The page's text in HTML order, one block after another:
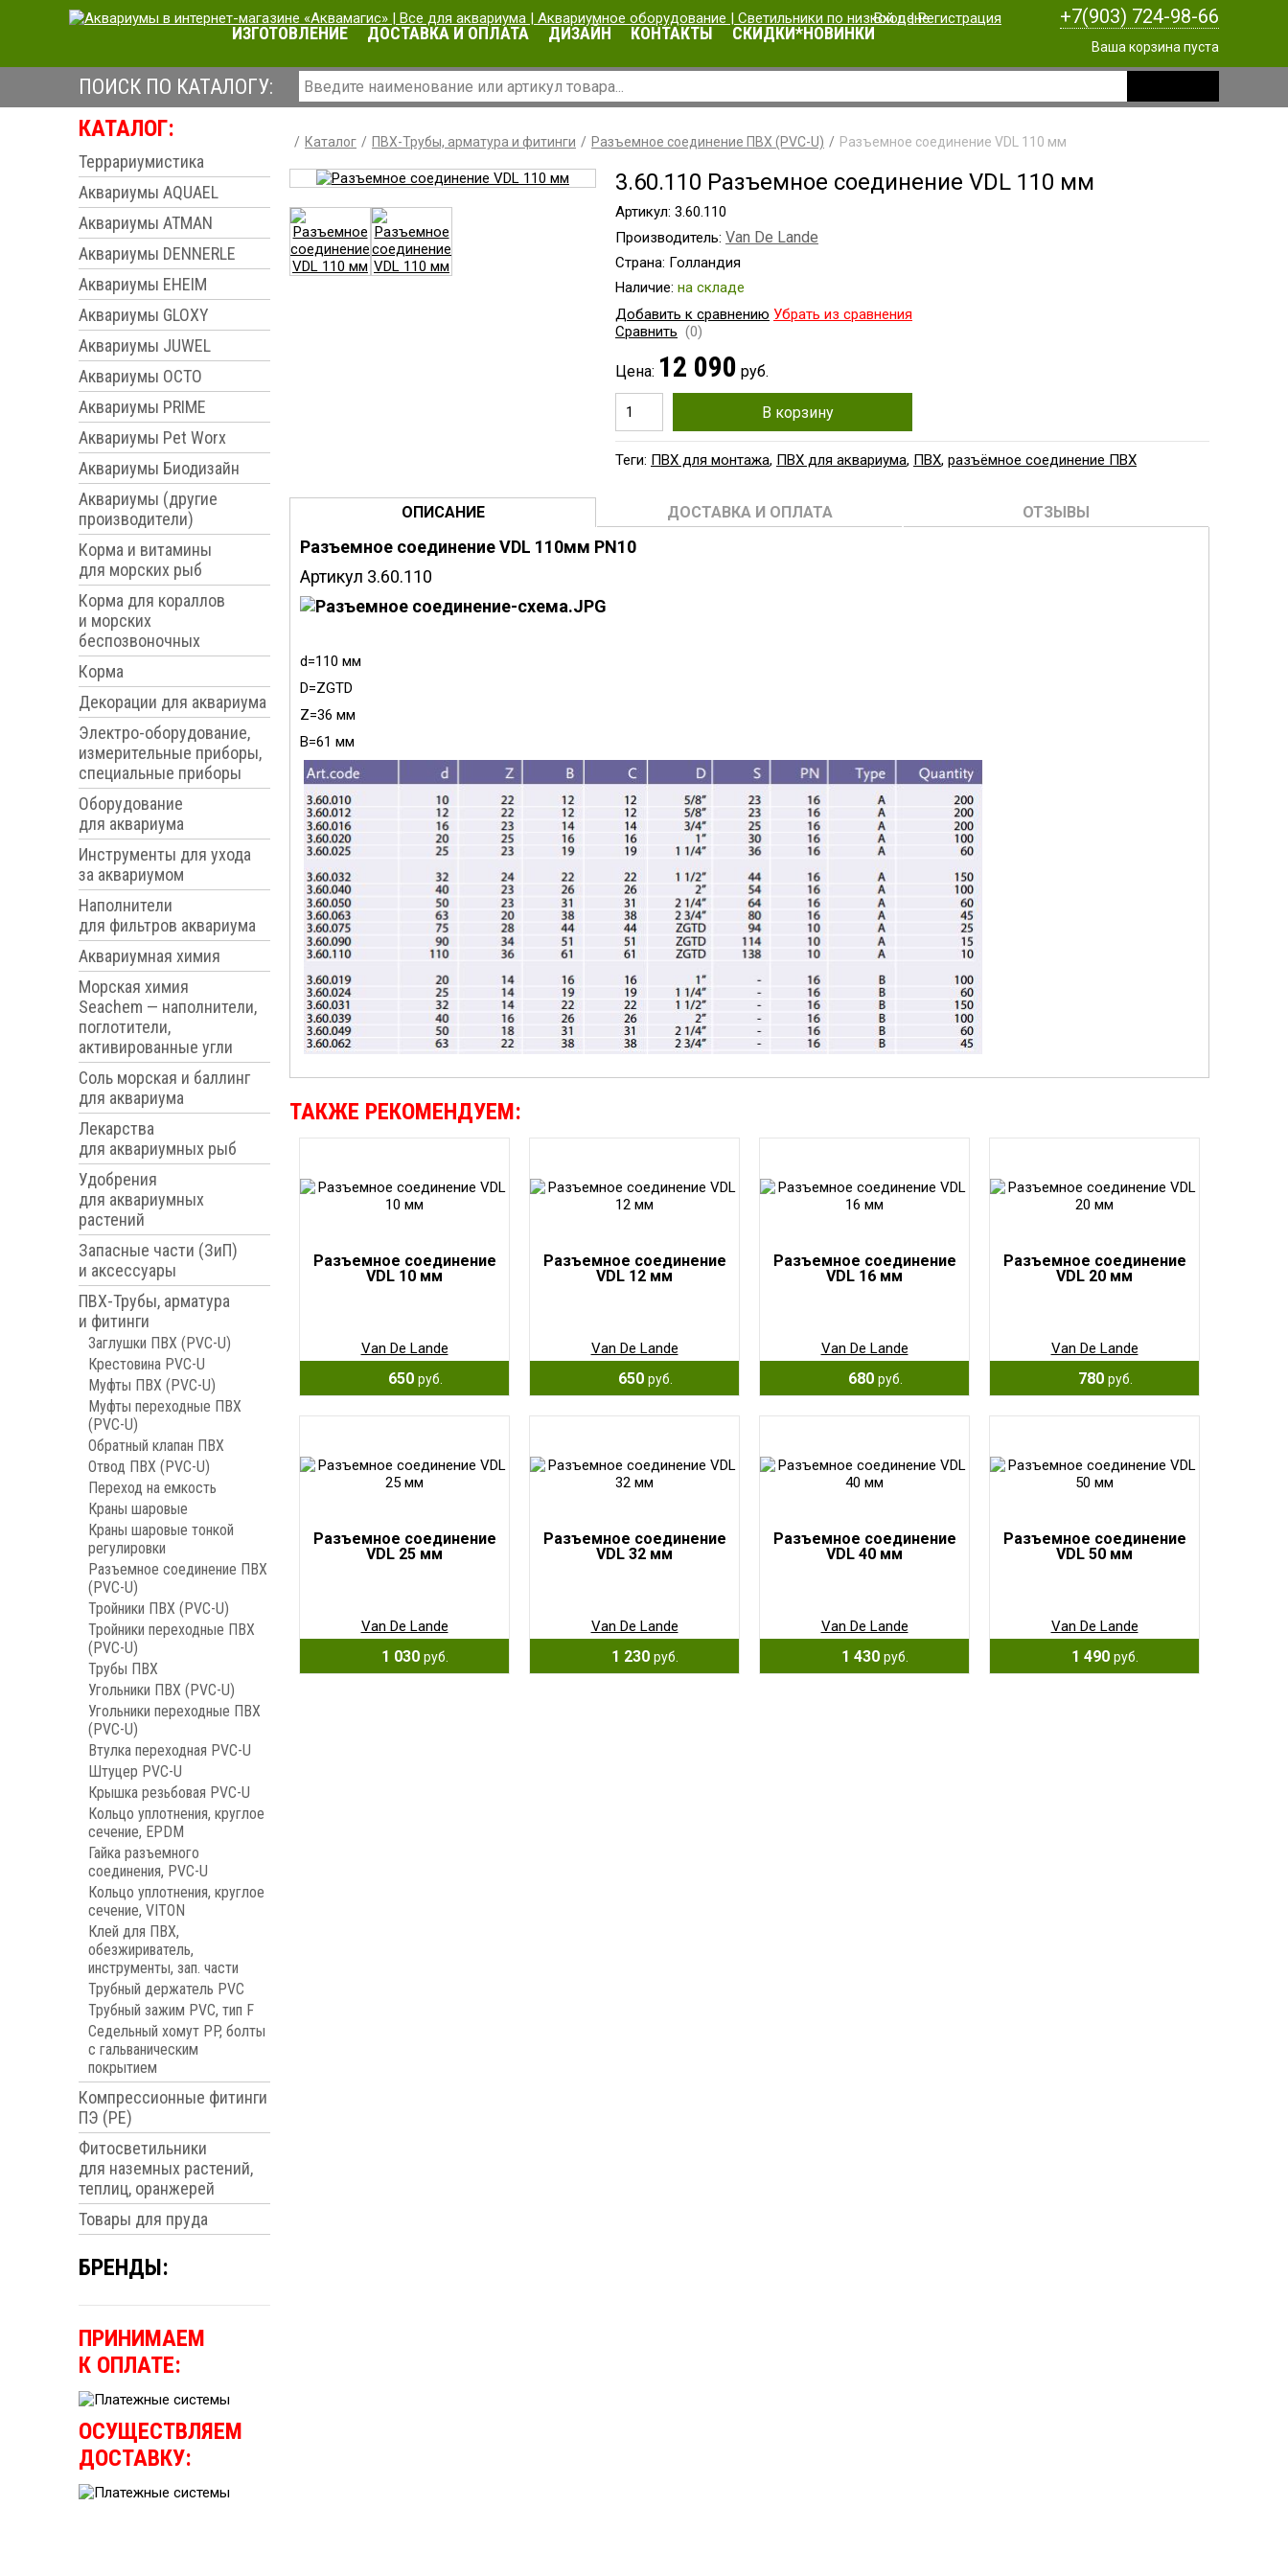
Вход|Регистрация +7(903) 724-98-66
Ваша корзина пуста
ИЗГОТОВЛЕНИЕ ДОСТАВКА И ОПЛАТА ДИЗАЙН КОНТАКТЫ СКИДКИ*НОВИНКИ
ПОИСК ПО КАТАЛОГУ:
КАТАЛОГ:
Террариумистика
Аквариумы AQUAEL
Аквариумы ATMAN
Аквариумы DENNERLE
Аквариумы EHEIM
Аквариумы GLOXY
Аквариумы JUWEL
Аквариумы OCTO
Аквариумы PRIME
Аквариумы Pet Worx
Аквариумы Биодизайн
Аквариумы (другие
производители)
Корма и витамины
для морских рыб
Корма для кораллов
и морских
беспозвоночных
Корма
Декорации для аквариума
Электро-оборудование,
измерительные приборы,
специальные приборы
Оборудование
для аквариума
Инструменты для ухода
за аквариумом
Наполнители
для фильтров аквариума
Аквариумная химия
Морская химия
Seachem — наполнители,
поглотители,
активированные угли
Соль морская и баллинг
для аквариума
Лекарства
для аквариумных рыб
Удобрения
для аквариумных
растений
Запасные части (ЗиП)
и аксессуары
ПВХ-Трубы, арматура
и фитинги
Заглушки ПВХ (PVC-U)
Крестовина PVC-U
Муфты ПВХ (PVC-U)
Муфты переходные ПВХ
(PVC-U)
Обратный клапан ПВХ
Отвод ПВХ (PVC-U)
Переход на емкость
Краны шаровые
Краны шаровые тонкой
регулировки
Разъемное соединение ПВХ
(PVC-U)
Тройники ПВХ (PVC-U)
Тройники переходные ПВХ
(PVC-U)
Трубы ПВХ
Угольники ПВХ (PVC-U)
Угольники переходные ПВХ
(PVC-U)
Втулка переходная PVC-U
Штуцер PVC-U
Крышка резьбовая PVC-U
Кольцо уплотнения, круглое
сечение, EPDM
Гайка разъемного
соединения, PVC-U
Кольцо уплотнения, круглое
сечение, VITON
Клей для ПВХ,
обезжириватель,
инструменты, зап. части
Трубный держатель PVC
Трубный зажим PVC, тип F
Седельный хомут PP, болты
с гальваническим
покрытием
Компрессионные фитинги
ПЭ (PE)
Фитосветильники
для наземных растений,
теплиц, оранжерей
Товары для пруда
БРЕНДЫ:
ПРИНИМАЕМ
К ОПЛАТЕ:
ОСУЩЕСТВЛЯЕМ
ДОСТАВКУ:
Каталог ПВХ-Трубы, арматура и фитинги Разъемное соединение ПВХ (PVC-U) Разъемное соединение VDL 110 мм
3.60.110 Разъемное соединение VDL 110 мм
Артикул: 3.60.110
Производитель: Van De Lande
Страна: Голландия
Наличие: на складе
Добавить к сравнению Убрать из сравнения
Сравнить (0)
Цена: 12 090 руб.
В корзину
Теги: ПВХ для монтажа, ПВХ для аквариума, ПВХ, разъёмное соединение ПВХ
ОПИСАНИЕ ДОСТАВКА И ОПЛАТА ОТЗЫВЫ
Разъемное соединение VDL 110мм PN10
Артикул 3.60.110
d=110 мм
D=ZGTD
Z=36 мм
В=61 мм
ТАКЖЕ РЕКОМЕНДУЕМ:
Разъемное соединение
VDL 10 мм
Van De Lande
650 руб.
Разъемное соединение
VDL 12 мм
Van De Lande
650 руб.
Разъемное соединение
VDL 16 мм
Van De Lande
680 руб.
Разъемное соединение
VDL 20 мм
Van De Lande
780 руб.
Разъемное соединение
VDL 25 мм
Van De Lande
1 030 руб.
Разъемное соединение
VDL 32 мм
Van De Lande
1 230 руб.
Разъемное соединение
VDL 40 мм
Van De Lande
1 430 руб.
Разъемное соединение
VDL 50 мм
Van De Lande
1 490 руб.